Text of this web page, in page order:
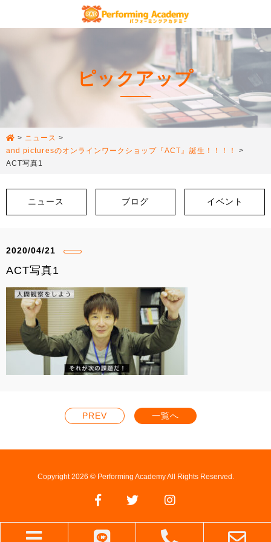
ピックアップ
> ニュース >
and picturesのオンラインワークショップ『ACT』誕生！！！！
>
ACT写真1
ニュース ブログ イベント
2020/04/21
ACT写真1
PREV 一覧へ
Copyright 2026 © Performing Academy All Rights Reserved.